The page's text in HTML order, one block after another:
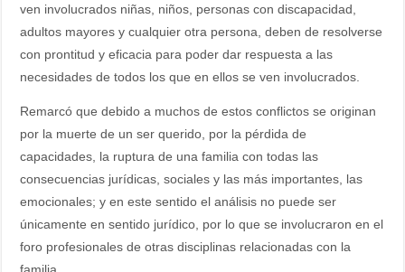
ven involucrados niñas, niños, personas con discapacidad,
adultos mayores y cualquier otra persona, deben de resolverse
con prontitud y eficacia para poder dar respuesta a las
necesidades de todos los que en ellos se ven involucrados.
Remarcó que debido a muchos de estos conflictos se originan
por la muerte de un ser querido, por la pérdida de
capacidades, la ruptura de una familia con todas las
consecuencias jurídicas, sociales y las más importantes, las
emocionales; y en este sentido el análisis no puede ser
únicamente en sentido jurídico, por lo que se involucraron en el
foro profesionales de otras disciplinas relacionadas con la
familia.